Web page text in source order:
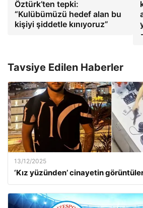
Öztürk’ten tepki:
“Kulübümüzü hedef alan bu
kişiyi şiddetle kınıyoruz”
Tavsiye Edilen Haberler
13/12/2025
‘Kız yüzünden’ cinayetin